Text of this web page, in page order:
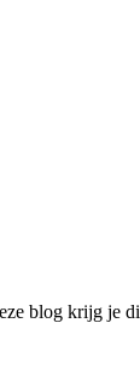
blog krijg je